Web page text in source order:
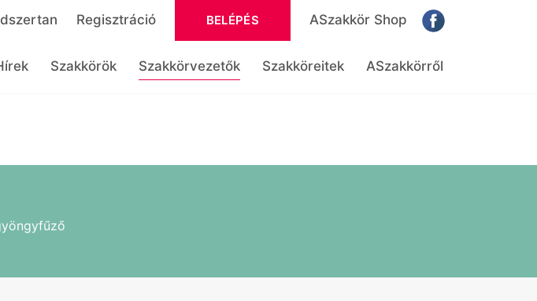
Regisztráció BELÉPÉS ASzakkör Shop
Szakkörök Szakkörvezetők Szakköreitek ASzakkörről